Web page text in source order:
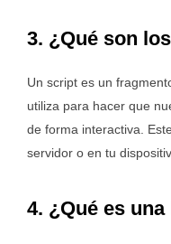
3. ¿Qué son
Un script es un
utiliza para hacer que
de forma interactiva.
servidor o en tu
4. ¿Qué es